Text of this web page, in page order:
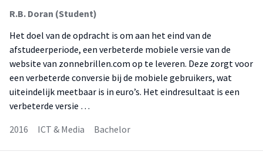
R.B. Doran (Student)
Het doel van de opdracht is om aan het eind van de
afstudeerperiode, een verbeterde mobiele versie van de
website van zonnebrillen.com op te leveren. Deze zorgt voor
een verbeterde conversie bij de mobiele gebruikers, wat
uiteindelijk meetbaar is in euro’s. Het eindresultaat is een
verbeterde versie …
2016
ICT & Media Bachelor